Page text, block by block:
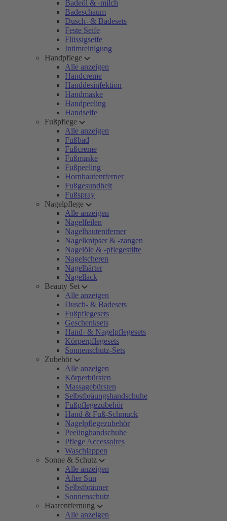
Badeöl & -milch
Badeschaum
Dusch- & Badesets
Feste Seife
Flüssigseife
Intimreinigung
Handpflege
Alle anzeigen
Handcreme
Handdesinfektion
Handmaske
Handpeeling
Handseife
Fußpflege
Alle anzeigen
Fußbad
Fußcreme
Fußmaske
Fußpeeling
Hornhautentferner
Fußgesundheit
Fußspray
Nagelpflege
Alle anzeigen
Nagelfeilen
Nagelhautentferner
Nagelknipser & -zangen
Nagelöle & -pflegestifte
Nagelscheren
Nagelhärter
Nagellack
Beauty Set
Alle anzeigen
Dusch- & Badesets
Fußpflegesets
Geschenksets
Hand- & Nagelpflegesets
Körperpflegesets
Sonnenschutz-Sets
Zubehör
Alle anzeigen
Körperbürsten
Massagebürsten
Selbstbräungshandschuhe
Fußpflegezubehör
Hand & Fuß-Schmuck
Nagelpflegezubehör
Peelinghandschuhe
Pflege Accessoires
Waschlappen
Sonne & Schutz
Alle anzeigen
After Sun
Selbstbräuner
Sonnenschutz
Haarentfernung
Alle anzeigen